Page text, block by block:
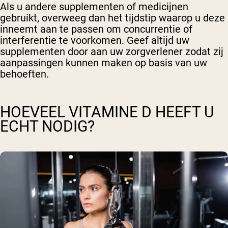
Als u andere supplementen of medicijnen
gebruikt, overweeg dan het tijdstip waarop u deze
inneemt aan te passen om concurrentie of
interferentie te voorkomen. Geef altijd uw
supplementen door aan uw zorgverlener zodat zij
aanpassingen kunnen maken op basis van uw
behoeften.
HOEVEEL VITAMINE D HEEFT U
ECHT NODIG?